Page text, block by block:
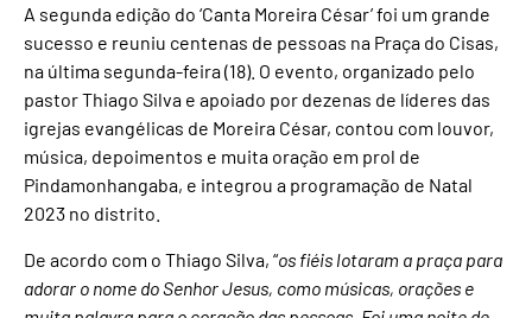
A segunda edição do ‘Canta Moreira César’ foi um grande
sucesso e reuniu centenas de pessoas na Praça do Cisas,
na última segunda-feira (18). O evento, organizado pelo
pastor Thiago Silva e apoiado por dezenas de líderes das
igrejas evangélicas de Moreira César, contou com louvor,
música, depoimentos e muita oração em prol de
Pindamonhangaba, e integrou a programação de Natal
2023 no distrito.
De acordo com o Thiago Silva, “os fiéis lotaram a praça para
adorar o nome do Senhor Jesus, como músicas, orações e